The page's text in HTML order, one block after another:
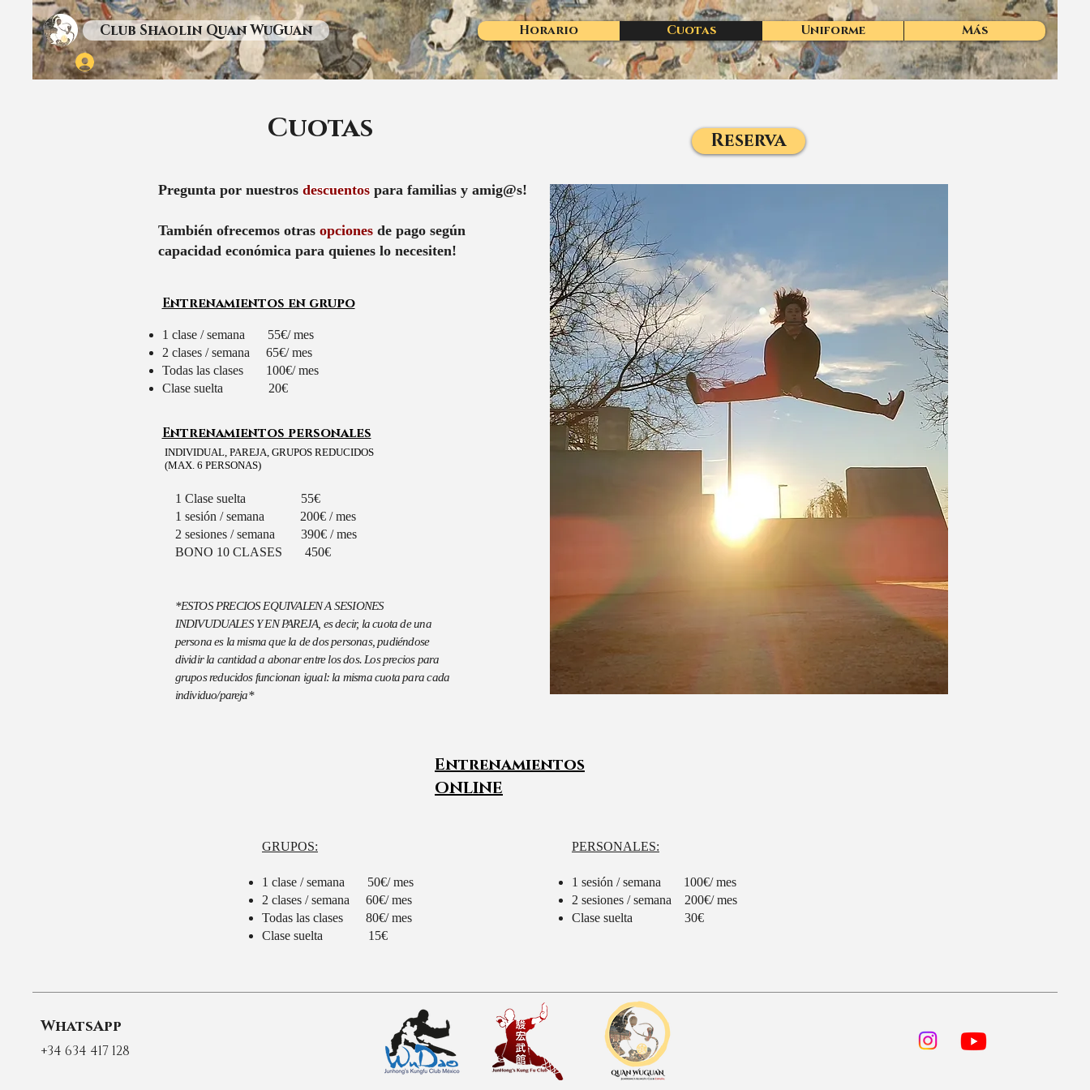
Club Shaolin Quan WuGuan Horario Cuotas Uniforme Más
Cuotas
Pregunta por nuestros descuentos para familias y amig@s!
También ofrecemos otras opciones de pago según
capacidad económica para quienes lo necesiten!
Entrenamientos en grupo
1 clase / semana 55€/ mes
2 clases / semana 65€/ mes
Todas las clases 100€/ mes
Clase suelta 20€
Entrenamientos personales
INDIVIDUAL, PAREJA, GRUPOS REDUCIDOS
(MAX. 6 PERSONAS)
1 Clase suelta 55€
1 sesión / semana 200€ / mes
2 sesiones / semana 390€ / mes
BONO 10 CLASES 450€
*ESTOS PRECIOS EQUIVALEN A SESIONES
INDIVUDUALES Y EN PAREJA, es decir, la cuota de una
persona es la misma que la de dos personas, pudiéndose
dividir la cantidad a abonar entre los dos. Los precios para
grupos reducidos funcionan igual: la misma cuota para cada
individuo/pareja*
Reserva
Entrenamientos
ONLINE
GRUPOS:
1 clase / semana 50€/ mes
2 clases / semana 60€/ mes
Todas las clases 80€/ mes
Clase suelta 15€
PERSONALES:
1 sesión / semana 100€/ mes
2 sesiones / semana 200€/ mes
Clase suelta 30€
WhatsApp
+34 634 417 128